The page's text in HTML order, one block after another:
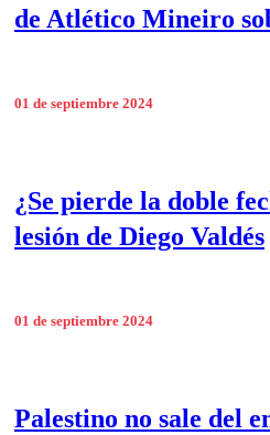
de Atlético Mineiro
01 de septiembre 2024
¿Se pierde la doble
lesión de Diego Valdés
01 de septiembre 2024
Palestino no sale del